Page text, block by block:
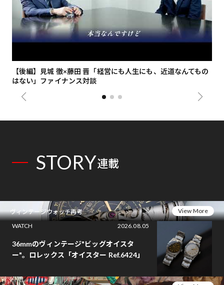
【後編】見城 徹×藤田 晋「経営にも人生にも、近道なんてもの
はない」ファイナンス対談
STORY連載
ヴィンテージウォッチ再考
View More
WATCH
2026.08.05
36mmのヴィンテージ"ビッグオイスタ
ー"。ロレックス「オイスター Ref.6424」